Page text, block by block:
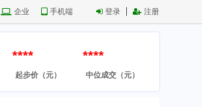
登录 注册
企业 手机端
**** ****
起步价（元） 中位成交（元）